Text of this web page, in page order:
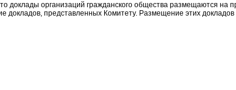
доклады организаций гражданского общества размещаются на
докладов, представленных Комитету. Размещение этих